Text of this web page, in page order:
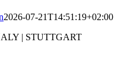
2026-07-21T14:51:19+02:00
| STUTTGART